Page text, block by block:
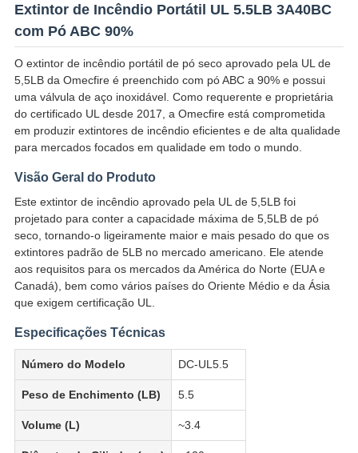
Extintor de Incêndio Portátil UL 5.5LB 3A40BC
com Pó ABC 90%
O extintor de incêndio portátil de pó seco aprovado pela UL de
5,5LB da Omecfire é preenchido com pó ABC a 90% e possui
uma válvula de aço inoxidável. Como requerente e proprietária
do certificado UL desde 2017, a Omecfire está comprometida
em produzir extintores de incêndio eficientes e de alta qualidade
para mercados focados em qualidade em todo o mundo.
Visão Geral do Produto
Este extintor de incêndio aprovado pela UL de 5,5LB foi
projetado para conter a capacidade máxima de 5,5LB de pó
seco, tornando-o ligeiramente maior e mais pesado do que os
extintores padrão de 5LB no mercado americano. Ele atende
aos requisitos para os mercados da América do Norte (EUA e
Canadá), bem como vários países do Oriente Médio e da Ásia
que exigem certificação UL.
Especificações Técnicas
Número do Modelo DC-UL5.5
Peso de Enchimento (LB) 5.5
Volume (L) ~3.4